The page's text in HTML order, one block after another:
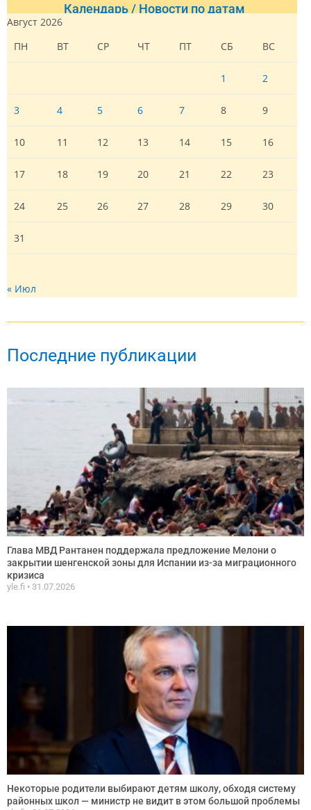
Календарь / Новости по датам
Август 2026
ПН
ВТ СР ЧТ ПТ СБ ВС
1 2
3 4 5 6 7 8 9
10 11 12 13 14 15 16
17 18 19 20 21 22 23
24 25 26 27 28 29 30
31
« Июл
Последние публикации
Глава МВД Рантанен поддержала предложение Мелони о
закрытии шенгенской зоны для Испании из-за миграционного
кризиса
yle.fi 31.07.2026
Некоторые родители выбирают детям школу, обходя систему
районных школ — министр не видит в этом большой проблемы